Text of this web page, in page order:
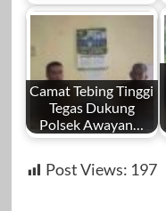
Camat Tebing Tinggi
Tegas Dukung
Polsek Awayan…
Post Views: 197